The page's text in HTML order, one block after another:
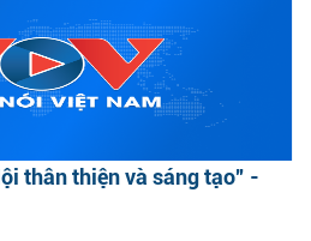
thân thiện và sáng tạo” -